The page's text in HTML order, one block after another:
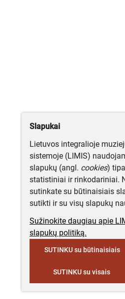
Slapukai
Lietuvos integralioje
sistemoje (LIMIS)
slapukų (angl. cookies)
statistiniai ir rinkodariniai.
sutinkate su būtinaisiais
sutikti ir su visų slapukų
Sužinokite daugiau apie
slapukų politiką.
SUTINKU su būtinaisiais
SUTINKU su visais